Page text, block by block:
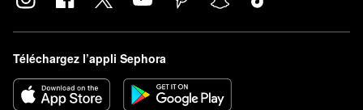
Téléchargez l’appli Sephora